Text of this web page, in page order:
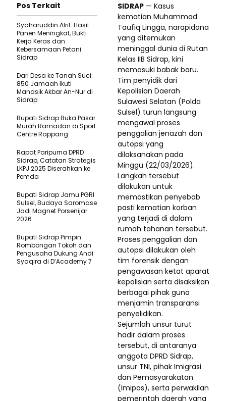
SIDRAP — Kasus
kematian Muhammad
Taufiq Lingga, narapidana
yang ditemukan
meninggal dunia di Rutan
Kelas IIB Sidrap, kini
memasuki babak baru.
Tim penyidik dari
Kepolisian Daerah
Sulawesi Selatan (Polda
Sulsel) turun langsung
mengawal proses
penggalian jenazah dan
autopsi yang
dilaksanakan pada
Minggu (22/03/2026).
Langkah tersebut
dilakukan untuk
memastikan penyebab
pasti kematian korban
yang terjadi di dalam
rumah tahanan tersebut.
Proses penggalian dan
autopsi dilakukan oleh
tim forensik dengan
pengawasan ketat aparat
kepolisian serta disaksikan
berbagai pihak guna
menjamin transparansi
penyelidikan.
Sejumlah unsur turut
hadir dalam proses
tersebut, di antaranya
anggota DPRD Sidrap,
unsur TNI, pihak Imigrasi
dan Pemasyarakatan
(Imipas), serta perwakilan
pemerintah daerah yang
Pos Terkait
Syaharuddin Alrif: Hasil
Panen Meningkat, Bukti
Kerja Keras dan
Kebersamaan Petani
Sidrap
Dari Desa ke Tanah Suci:
850 Jamaah Ikuti
Manasik Akbar An-Nur di
Sidrap
Bupati Sidrap Buka Pasar
Murah Ramadan di Sport
Centre Rappang
Rapat Paripurna DPRD
Sidrap, Catatan Strategis
LKPJ 2025 Diserahkan ke
Pemda
Bupati Sidrap Jamu PGRI
Sulsel, Budaya Saromase
Jadi Magnet Porsenijar
2026
Bupati Sidrap Pimpin
Rombongan Tokoh dan
Pengusaha Dukung Andi
Syaqira di D’Academy 7